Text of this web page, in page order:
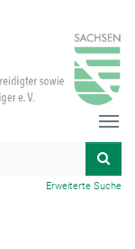
Erweiterte Suche